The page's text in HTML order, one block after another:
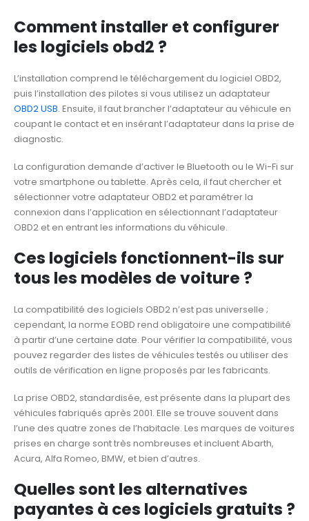
Comment installer et configurer
les logiciels obd2 ?
L’installation comprend le téléchargement du logiciel OBD2,
puis l’installation des pilotes si vous utilisez un adaptateur
OBD2 USB. Ensuite, il faut brancher l’adaptateur au véhicule en
coupant le contact et en insérant l’adaptateur dans la prise de
diagnostic.
La configuration demande d’activer le Bluetooth ou le Wi-Fi sur
votre smartphone ou tablette. Après cela, il faut chercher et
sélectionner votre adaptateur OBD2 et paramétrer la
connexion dans l’application en sélectionnant l’adaptateur
OBD2 et en entrant les informations du véhicule.
Ces logiciels fonctionnent-ils sur
tous les modèles de voiture ?
La compatibilité des logiciels OBD2 n’est pas universelle ;
cependant, la norme EOBD rend obligatoire une compatibilité
à partir d’une certaine date. Pour vérifier la compatibilité, vous
pouvez regarder des listes de véhicules testés ou utiliser des
outils de vérification en ligne proposés par les fabricants.
La prise OBD2, standardisée, est présente dans la plupart des
véhicules fabriqués après 2001. Elle se trouve souvent dans
l’une des quatre zones de l’habitacle. Les marques de voitures
prises en charge sont très nombreuses et incluent Abarth,
Acura, Alfa Romeo, BMW, et bien d’autres.
Quelles sont les alternatives
payantes à ces logiciels gratuits ?